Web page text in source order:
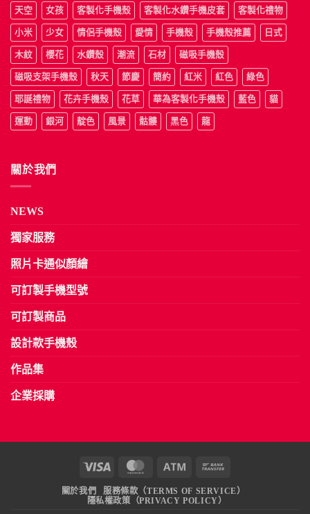
天空 女孩 客製化手機殼 客製化水鑽手機皮套 客製化禮物
小米 少女 情侶手機殼 愛情 手機殼 手機殼推薦 日式
木紋 櫻花 水鑽殼 潮流 石材 磁吸手機殼
磁吸支架手機殼 秋天 節慶 簡約 紅米 紅色 綠色
耶誕禮物 花卉手機殼 花草 華為客製化手機殼 藍色 貓
運動 銀河 靛色 風景 骷髏 黑色 龍
關於我們
NEWS
獨家服務
照片卡通似顏繪
可訂製手機型號
可訂製商品
設計款手機殼
作品集
企業採購
Visa MasterCardAtm
關於我們
服務條款（TERMS OF SERVICE）
隱私權政策（PRIVACY POLICY）